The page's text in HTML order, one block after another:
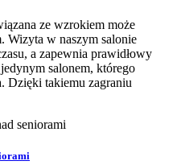
ze wzrokiem może
Wizyta w naszym salonie
a zapewnia prawidłowy
salonem, którego
Dzięki takiemu zagraniu